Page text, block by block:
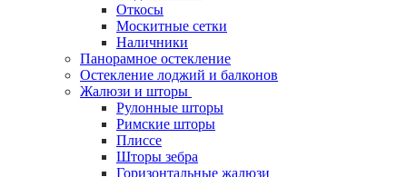
Откосы
Москитные сетки
Наличники
Панорамное остекление
Остекление лоджий и балконов
Жалюзи и шторы
Рулонные шторы
Римские шторы
Плиссе
Шторы зебра
Горизонтальные жалюзи